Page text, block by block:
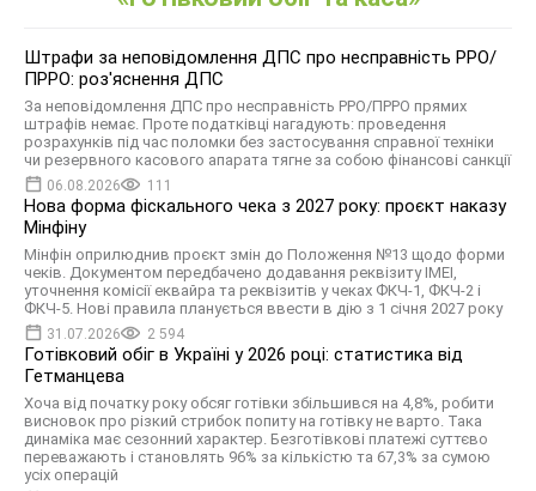
Штрафи за неповідомлення ДПС про несправність РРО/
ПРРО: роз'яснення ДПС
За неповідомлення ДПС про несправність РРО/ПРРО прямих
штрафів немає. Проте податківці нагадують: проведення
розрахунків під час поломки без застосування справної техніки
чи резервного касового апарата тягне за собою фінансові санкції
06.08.2026 111
Нова форма фіскального чека з 2027 року: проєкт наказу
Мінфіну
Мінфін оприлюднив проєкт змін до Положення №13 щодо форми
чекiв. Документом передбачено додавання реквізиту IMEI,
уточнення комiсiї еквайра та реквізитів у чеках ФКЧ-1, ФКЧ-2 і
ФКЧ-5. Нові правила планується ввести в дію з 1 січня 2027 року
31.07.2026 2 594
Готівковий обіг в Україні у 2026 році: статистика від
Гетманцева
Хоча від початку року обсяг готівки збільшився на 4,8%, робити
висновок про різкий стрибок попиту на готівку не варто. Така
динаміка має сезонний характер. Безготівкові платежі суттєво
переважають і становлять 96% за кількістю та 67,3% за сумою
усіх операцій